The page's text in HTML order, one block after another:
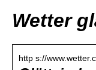
Wetter
http s://